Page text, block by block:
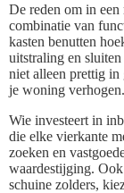
De reden om in een
combinatie van
kasten benutten
uitstraling en
niet alleen prettig
je woning verhogen.
Wie investeert in
die elke vierkante
zoeken en
waardestijging.
schuine zolders,